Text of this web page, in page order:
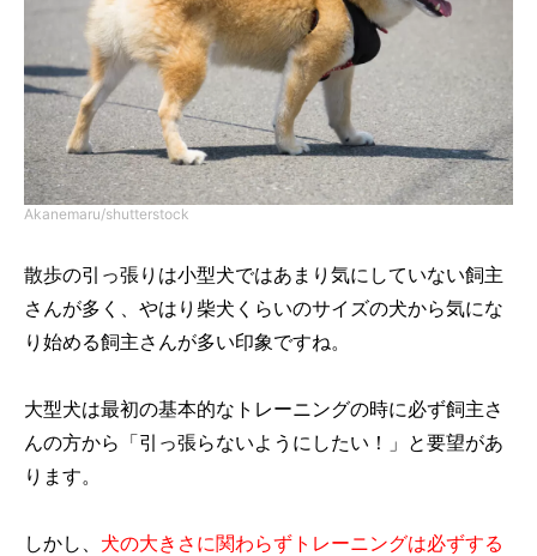
Akanemaru/shutterstock
散歩の引っ張りは小型犬ではあまり気にしていない飼主
さんが多く、やはり柴犬くらいのサイズの犬から気にな
り始める飼主さんが多い印象ですね。
大型犬は最初の基本的なトレーニングの時に必ず飼主さ
んの方から「引っ張らないようにしたい！」と要望があ
ります。
しかし、 犬の大きさに関わらずトレーニングは必ずする